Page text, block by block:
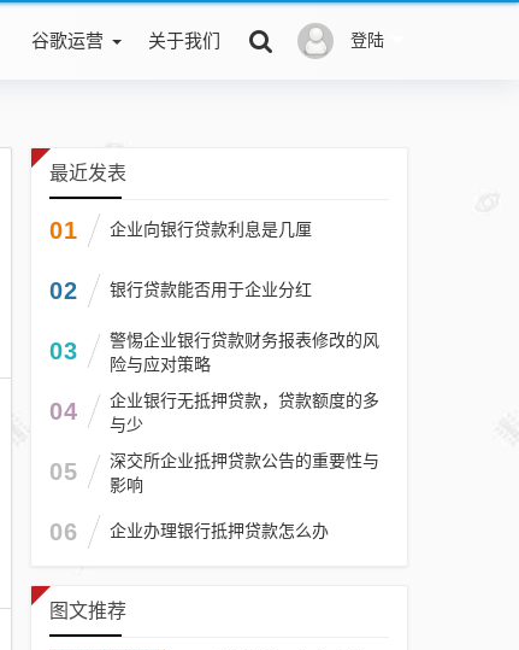
登陆
谷歌运营 关于我们
最近发表
01 企业向银行贷款利息是几厘
02 银行贷款能否用于企业分红
03
警惕企业银行贷款财务报表修改的风
险与应对策略
04
企业银行无抵押贷款，贷款额度的多
与少
05
深交所企业抵押贷款公告的重要性与
影响
06 企业办理银行抵押贷款怎么办
图文推荐